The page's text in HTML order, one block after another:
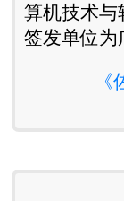
算机技术与
签发单位为